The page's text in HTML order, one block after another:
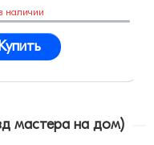
наличии
мастера на дом)